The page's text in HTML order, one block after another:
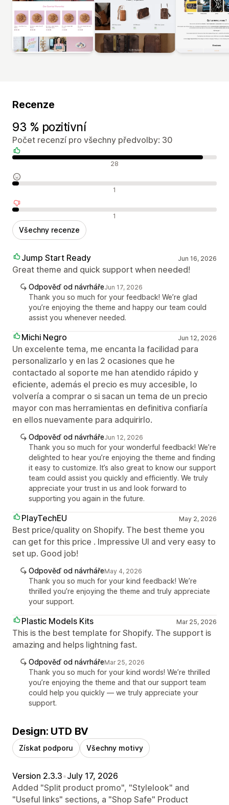
Recenze
93 % pozitivní
Počet recenzí pro všechny předvolby: 30
Pozitivní recenze 28
Neutrální recenze 1
Negativní recenze 1
Všechny recenze
Jump Start Ready Jun 16, 2026
Great theme and quick support when needed!
Odpověď od návrhářeJun 17, 2026
Thank you so much for your feedback! We’re glad
you’re enjoying the theme and happy our team could
assist you whenever needed.
Michi Negro Jun 12, 2026
Un excelente tema, me encanta la facilidad para
personalizarlo y en las 2 ocasiones que he
contactado al soporte me han atendido rápido y
eficiente, además el precio es muy accesible, lo
volvería a comprar o si sacan un tema de un precio
mayor con mas herramientas en definitiva confiaría
en ellos nuevamente para adquirirlo.
Odpověď od návrhářeJun 12, 2026
Thank you so much for your wonderful feedback! We’re
delighted to hear you’re enjoying the theme and finding
it easy to customize. It’s also great to know our support
team could assist you quickly and efficiently. We truly
appreciate your trust in us and look forward to
supporting you again in the future.
PlayTechEU May 2, 2026
Best price/quality on Shopify. The best theme you
can get for this price . Impressive UI and very easy to
set up. Good job!
Odpověď od návrhářeMay 4, 2026
Thank you so much for your kind feedback! We’re
thrilled you’re enjoying the theme and truly appreciate
your support.
Plastic Models Kits Mar 25, 2026
This is the best template for Shopify. The support is
amazing and helps lightning fast.
Odpověď od návrhářeMar 25, 2026
Thank you so much for your kind words! We’re thrilled
you’re enjoying the theme and that our support team
could help you quickly — we truly appreciate your
support.
Design: UTD BV
Získat podporu Všechny motivy
Version 2.3.3•July 17, 2026
Added "Split product promo", "Stylelook" and
"Useful links" sections, a "Shop Safe" Product